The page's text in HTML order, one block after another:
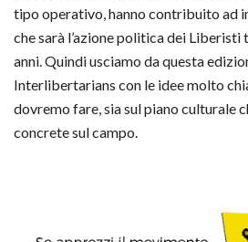
tipo operativo, hanno contribuito ad
che sarà l’azione politica dei Liberisti
anni. Quindi usciamo da questa
Interlibertarians con le idee molto
dovremo fare, sia sul piano culturale
concrete sul campo.